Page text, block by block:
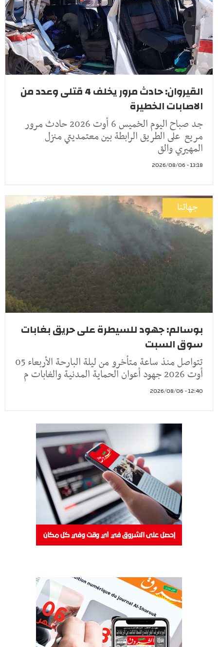
القيروان: حادث مرور يخلف 4 قتلى وعدد من
الاصابات الخطيرة
جد صباح اليوم الخميس 6 أوت 2026 حادث مرور
مريع على الطريق الرابطة بين معتمديتي منزل
المهيري والق
13:18 - 2026/08/06
جهاتنا
بوسالم: جهود للسيطرة على حريق بغابات
سوق السبت
تتواصل منذ ساعة متأخرو من ليلة البارحة الأربعاء 05
أوت 2026 جهود أعوان الحماية المدنية والغابات م
12:40 - 2026/08/06